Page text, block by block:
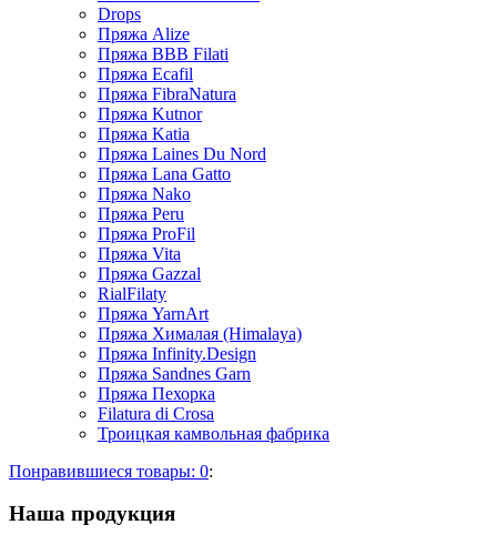
Drops
Пряжа Alize
Пряжа BBB Filati
Пряжа Ecafil
Пряжа FibraNatura
Пряжа Kutnor
Пряжа Katia
Пряжа Laines Du Nord
Пряжа Lana Gatto
Пряжа Nako
Пряжа Peru
Пряжа ProFil
Пряжа Vita
Пряжа Gazzal
RialFilaty
Пряжа YarnArt
Пряжа Хималая (Himalaya)
Пряжа Infinity.Design
Пряжа Sandnes Garn
Пряжа Пехорка
Filatura di Сrosa
Троицкая камвольная фабрика
Понравившиеся товары: 0:
Наша продукция